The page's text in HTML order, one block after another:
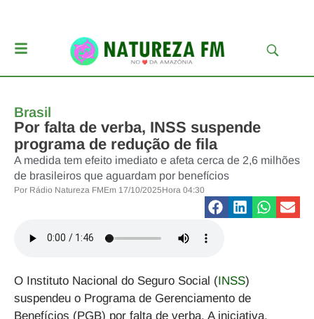
Brasil
Por falta de verba, INSS suspende
programa de redução de fila
A medida tem efeito imediato e afeta cerca de 2,6 milhões
de brasileiros que aguardam por benefícios
Por Rádio Natureza FMEm 17/10/2025Hora 04:30
O Instituto Nacional do Seguro Social (INSS)
suspendeu o Programa de Gerenciamento de
Benefícios (PGB) por falta de verba. A iniciativa,